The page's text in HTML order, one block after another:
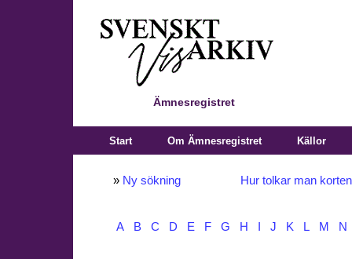
Ämnesregistret
Start Om Ämnesregistret Källor
» Ny sökning Hur tolkar man
A B C D E F G H J K L M N